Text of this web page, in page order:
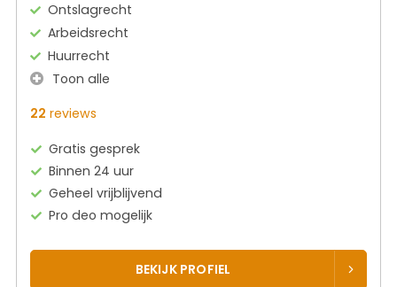
Ontslagrecht
Arbeidsrecht
Huurrecht
Toon alle
22 reviews
Gratis gesprek
Binnen 24 uur
Geheel vrijblijvend
Pro deo mogelijk
BEKIJK PROFIEL